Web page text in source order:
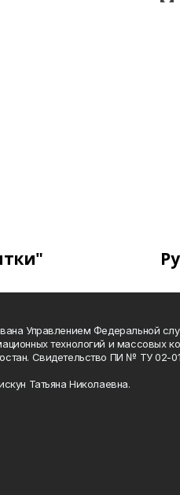
Управлением Федеральной
технологий и массовых
Свидетельство ПИ № ТУ 02-
Татьяна Николаевна.